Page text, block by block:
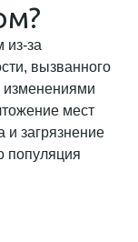
из-за
вызванного
изменениями
мест
и загрязнение
популяция